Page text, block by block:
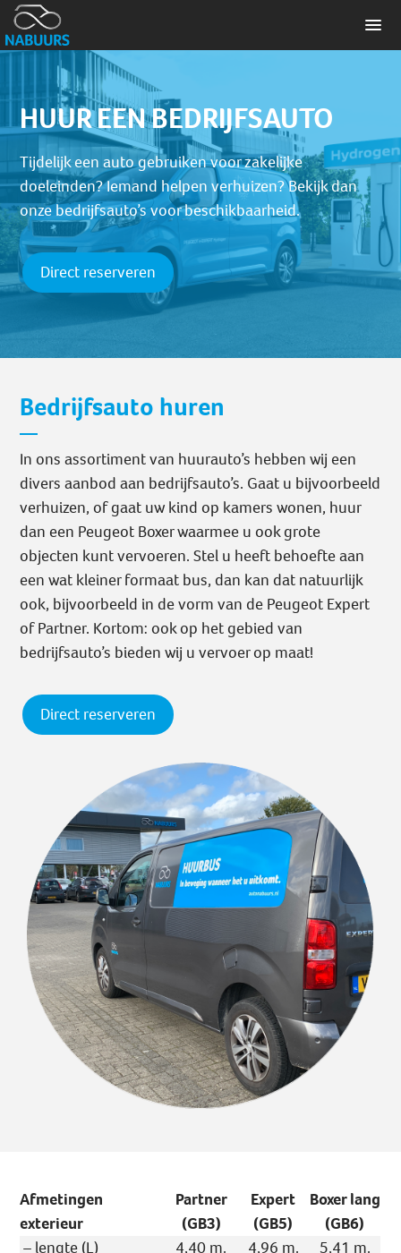
HUUR EEN BEDRIJFSAUTO
Tijdelijk een auto gebruiken voor zakelijke
doeleinden? Iemand helpen verhuizen? Bekijk dan
onze bedrijfsauto’s voor beschikbaarheid.
Direct reserveren
Bedrijfsauto huren
In ons assortiment van huurauto’s hebben wij een
divers aanbod aan bedrijfsauto’s. Gaat u bijvoorbeeld
verhuizen, of gaat uw kind op kamers wonen, huur
dan een Peugeot Boxer waarmee u ook grote
objecten kunt vervoeren. Stel u heeft behoefte aan
een wat kleiner formaat bus, dan kan dat natuurlijk
ook, bijvoorbeeld in de vorm van de Peugeot Expert
of Partner. Kortom: ook op het gebied van
bedrijfsauto’s bieden wij u vervoer op maat!
Direct reserveren
Afmetingen
exterieur
Partner
(GB3)
Expert
(GB5)
Boxer lang
(GB6)
– lengte (L)
4,40 m. 4,96 m.
5,41 m.